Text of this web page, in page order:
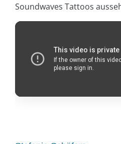
Soundwaves Tattoos